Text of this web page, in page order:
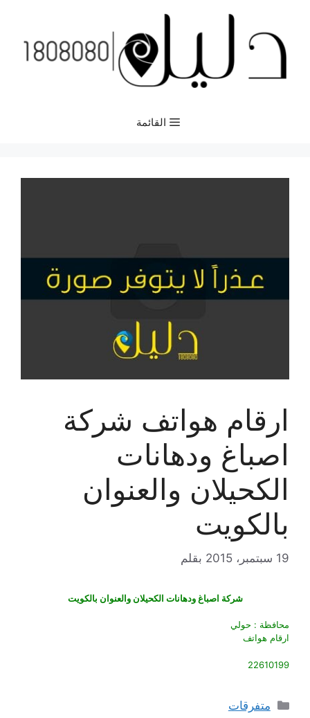
المحتوى
القائمة
ارقام هواتف شركة
اصباغ ودهانات
الكحيلان والعنوان
بالكويت
19 سبتمبر، 2015 بقلم
شركة اصباغ ودهانات الكحيلان والعنوان بالكويت
محافظة : حولي
ارقام هواتف
22610199
التصنيفات
متفرقات